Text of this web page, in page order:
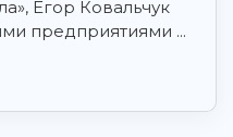
Егор Ковальчук
предприятиями ...